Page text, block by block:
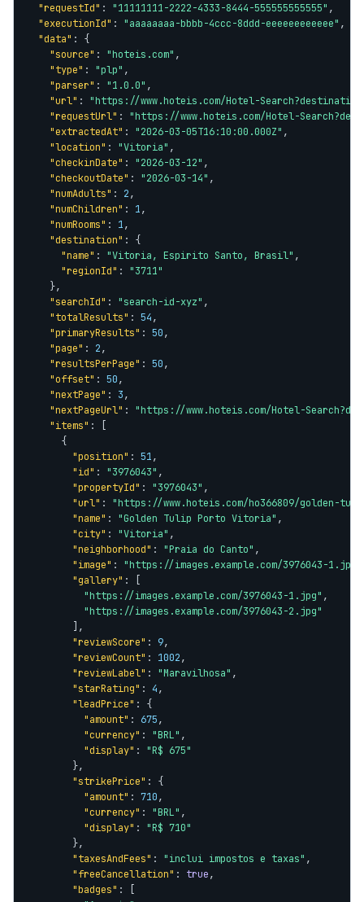
"requestId" : "11111111-2222-4333-8444-555555555555" ,
"executionId" : "aaaaaaaa-bbbb-4ccc-8ddd-eeeeeeeeeeee" ,
"data" : {
"source" : "hoteis.com" ,
"type" : "plp" ,
"parser" : "1.0.0" ,
"url" : "https://www.hoteis.com/Hotel-
"requestUrl" : "https://www.hoteis.com/Hotel-
"extractedAt" : "2026-03-05T16:10:00.000Z" ,
"location" : "Vitoria" ,
"checkinDate" : "2026-03-12" ,
"checkoutDate" : "2026-03-14" ,
"numAdults" : 2,
"numChildren" : 1,
"numRooms" : 1,
"destination" : {
"name" : "Vitoria, Espirito Santo, Brasil" ,
"regionId" : "3711"
    },
"searchId" : "search-id-xyz" ,
"totalResults" : 54,
"primaryResults" : 50,
"page" : 2,
"resultsPerPage" : 50,
"offset" : 50,
"nextPage" : 3,
"nextPageUrl" : "https://www.hoteis.com/Hotel-
"items" : [
      {
"position" : 51,
"id" : "3976043" ,
"propertyId" : "3976043" ,
"url" : "https://www.hoteis.com/ho366809/golden-
"name" : "Golden Tulip Porto Vitoria" ,
"city" : "Vitoria" ,
"neighborhood" : "Praia do Canto" ,
"image" : "https://images.example.com/3976043-1.jpg"
"gallery" : [
"https://images.example.com/3976043-1.jpg" ,
"https://images.example.com/3976043-2.jpg"
        ],
"reviewScore" : 9,
"reviewCount" : 1002,
"reviewLabel" : "Maravilhosa" ,
"starRating" : 4,
"leadPrice" : {
"amount" : 675,
"currency" : "BRL" ,
"display" : "R$ 675"
        },
"strikePrice" : {
"amount" : 710,
"currency" : "BRL" ,
"display" : "R$ 710"
        },
"taxesAndFees" : "inclui impostos e taxas" ,
"freeCancellation" : true,
"badges" : [